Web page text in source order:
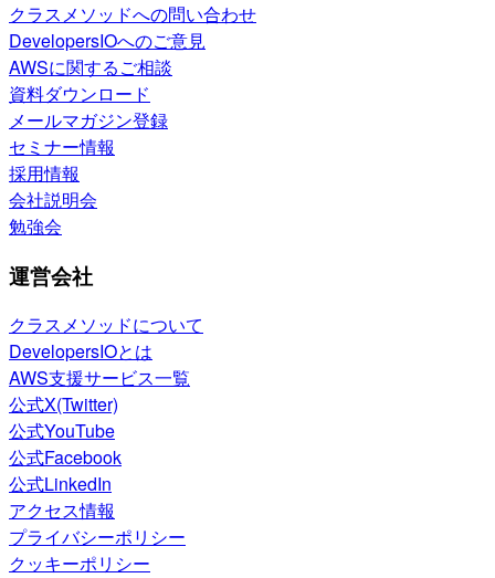
クラスメソッドへの問い合わせ
DevelopersIOへのご意見
AWSに関するご相談
資料ダウンロード
メールマガジン登録
セミナー情報
採用情報
会社説明会
勉強会
運営会社
クラスメソッドについて
DevelopersIOとは
AWS支援サービス一覧
公式X(Twitter)
公式YouTube
公式Facebook
公式LinkedIn
アクセス情報
プライバシーポリシー
クッキーポリシー